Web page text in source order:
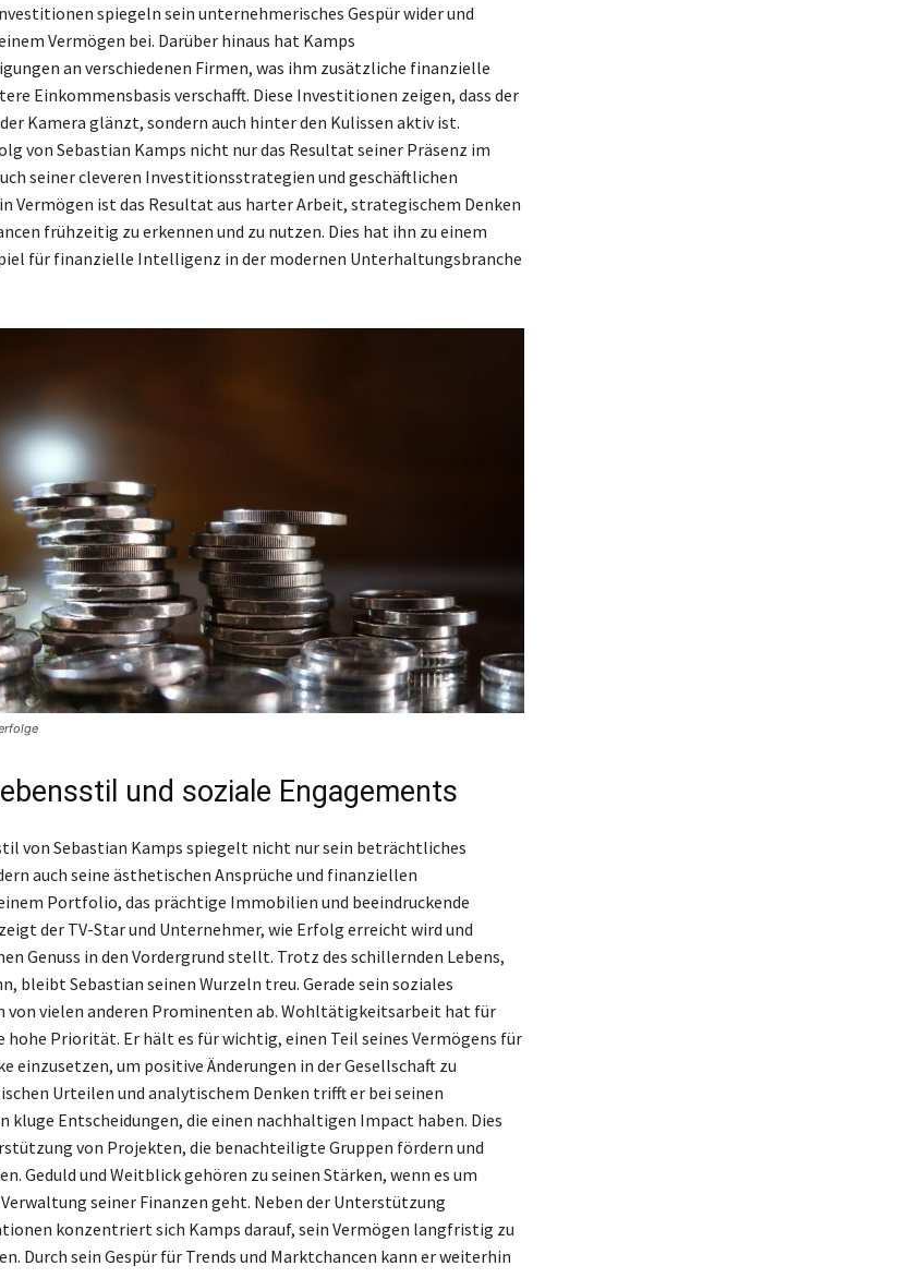
spiegeln sein unternehmerisches Gespür wider und
Vermögen bei. Darüber hinaus hat Kamps
an verschiedenen Firmen, was ihm zusätzliche finanzielle
Einkommensbasis verschafft. Diese Investitionen zeigen, dass der
Kamera glänzt, sondern auch hinter den Kulissen aktiv ist.
von Sebastian Kamps nicht nur das Resultat seiner Präsenz im
seiner cleveren Investitionsstrategien und geschäftlichen
Vermögen ist das Resultat aus harter Arbeit, strategischem Denken
frühzeitig zu erkennen und zu nutzen. Dies hat ihn zu einem
für finanzielle Intelligenz in der modernen Unterhaltungsbranche
und soziale Engagements
von Sebastian Kamps spiegelt nicht nur sein beträchtliches
auch seine ästhetischen Ansprüche und finanziellen
Portfolio, das prächtige Immobilien und beeindruckende
der TV-Star und Unternehmer, wie Erfolg erreicht wird und
Genuss in den Vordergrund stellt. Trotz des schillernden Lebens,
bleibt Sebastian seinen Wurzeln treu. Gerade sein soziales
von vielen anderen Prominenten ab. Wohltätigkeitsarbeit hat für
hohe Priorität. Er hält es für wichtig, einen Teil seines Vermögens für
einzusetzen, um positive Änderungen in der Gesellschaft zu
Urteilen und analytischem Denken trifft er bei seinen
kluge Entscheidungen, die einen nachhaltigen Impact haben. Dies
von Projekten, die benachteiligte Gruppen fördern und
Geduld und Weitblick gehören zu seinen Stärken, wenn es um
seiner Finanzen geht. Neben der Unterstützung
konzentriert sich Kamps darauf, sein Vermögen langfristig zu
Durch sein Gespür für Trends und Marktchancen kann er weiterhin